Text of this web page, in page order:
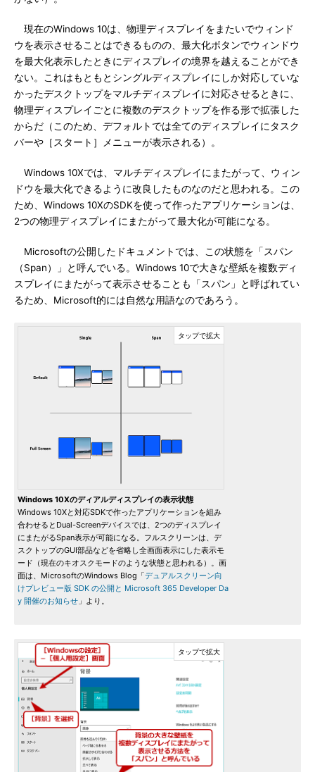
現在のWindows 10は、物理ディスプレイをまたいでウィンド
ウを表示させることはできるものの、最大化ボタンでウィンドウ
を最大化表示したときにディスプレイの境界を越えることができ
ない。これはもともとシングルディスプレイにしか対応していな
かったデスクトップをマルチディスプレイに対応させるときに、
物理ディスプレイごとに複数のデスクトップを作る形で拡張した
からだ（このため、デフォルトでは全てのディスプレイにタスク
バーや［スタート］メニューが表示される）。
Windows 10Xでは、マルチディスプレイにまたがって、ウィン
ドウを最大化できるように改良したものなのだと思われる。この
ため、Windows 10XのSDKを使って作ったアプリケーションは、
2つの物理ディスプレイにまたがって最大化が可能になる。
Microsoftの公開したドキュメントでは、この状態を「スパン
（Span）」と呼んでいる。Windows 10で大きな壁紙を複数ディ
スプレイにまたがって表示させることも「スパン」と呼ばれてい
るため、Microsoft的には自然な用語なのであろう。
Windows 10Xのディアルディスプレイの表示状態
Windows 10Xと対応SDKで作ったアプリケーションを組み
合わせるとDual-Screenデバイスでは、2つのディスプレイ
にまたがるSpan表示が可能になる。フルスクリーンは、デ
スクトップのGUI部品などを省略し全画面表示にした表示モ
ード（現在のキオスクモードのような状態と思われる）。画
面は、MicrosoftのWindows Blog「デュアルスクリーン向
けプレビュー版 SDK の公開と Microsoft 365 Developer Da
y 開催のお知らせ 」より。